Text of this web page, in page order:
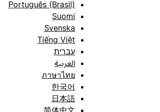
Português (Brasil)
Suomi
Svenska
Tiếng Việt
עברית
العربية
ภาษาไทย
한국어
日本語